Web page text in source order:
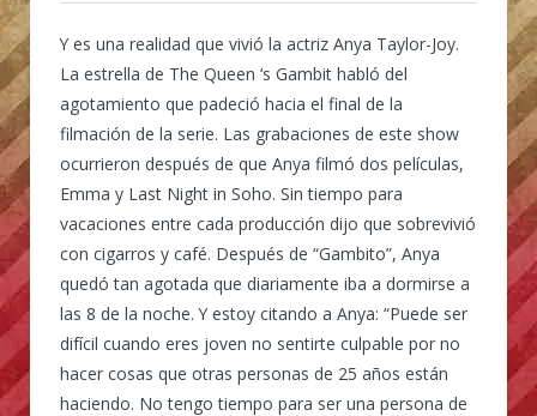
Y es una realidad que vivió la actriz Anya Taylor-Joy.
La estrella de The Queen ‘s Gambit habló del
agotamiento que padeció hacia el final de la
filmación de la serie. Las grabaciones de este show
ocurrieron después de que Anya filmó dos películas,
Emma y Last Night in Soho. Sin tiempo para
vacaciones entre cada producción dijo que sobrevivió
con cigarros y café. Después de “Gambito”, Anya
quedó tan agotada que diariamente iba a dormirse a
las 8 de la noche. Y estoy citando a Anya: “Puede ser
difícil cuando eres joven no sentirte culpable por no
hacer cosas que otras personas de 25 años están
haciendo. No tengo tiempo para ser una persona de